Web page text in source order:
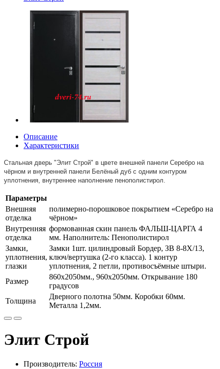
Описание
Характеристики
Стальная дверь "Элит Строй" в цвете внешней панели Серебро на
чёрном и внутренней панели Белёный дуб с одним контуром
уплотнения, внутреннее наполнение пенополистирол.
Параметры
Внешняя
отделка
полимерно-порошковое покрытием «Серебро на
чёрном»
Внутренняя
отделка
формованная скин панель ФАЛЬШ-ЦАРГА 4
мм. Наполнитель: Пенополистирол
Замки,
уплотнения,
глазки
Замки 1шт. цилиндровый Бордер, ЗВ 8-8Х/13,
ключ/вертушка (2-го класса). 1 контур
уплотнения, 2 петли, противосъёмные штыри.
Размер
860х2050мм., 960х2050мм. Открывание 180
градусов
Толщина
Дверного полотна 50мм. Коробки 60мм.
Металла 1,2мм.
Элит Строй
Производитель: Россия